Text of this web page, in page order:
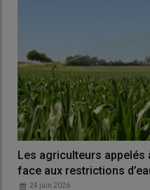
Les agriculteurs appelés
face aux restrictions
24 juin 2026